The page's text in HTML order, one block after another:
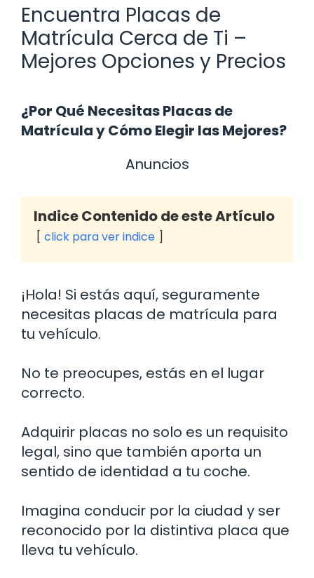
Encuentra Placas de
Matrícula Cerca de Ti –
Mejores Opciones y Precios
¿Por Qué Necesitas Placas de
Matrícula y Cómo Elegir las Mejores?
Anuncios
Indice Contenido de este Artículo
click para ver indice
¡Hola! Si estás aquí, seguramente
necesitas placas de matrícula para
tu vehículo.
No te preocupes, estás en el lugar
correcto.
Adquirir placas no solo es un requisito
legal, sino que también aporta un
sentido de identidad a tu coche.
Imagina conducir por la ciudad y ser
reconocido por la distintiva placa que
lleva tu vehículo.